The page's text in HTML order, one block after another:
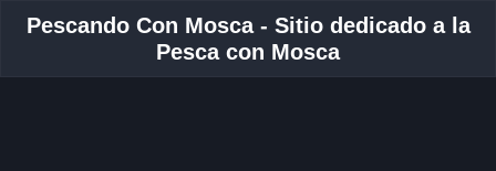
Pescando Con Mosca - Sitio dedicado a la
Pesca con Mosca